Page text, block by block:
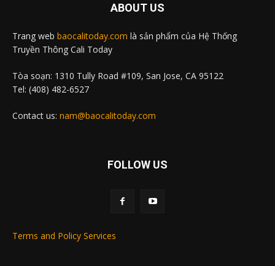
ABOUT US
Trang web baocalitoday.com là sản phẩm của Hệ Thống
Truyền Thông Cali Today
Tòa soạn: 1310 Tully Road #109, San Jose, CA 95122
Tel: (408) 482-6527
Contact us: nam@baocalitoday.com
FOLLOW US
Terms and Policy Services